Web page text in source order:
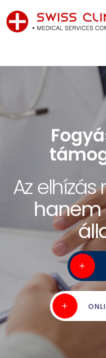
Az
hanem
15%
legtöbb
ha
ÉRDEKEL
20%-
KAPCSOLAT
al
ÉRDEKEL